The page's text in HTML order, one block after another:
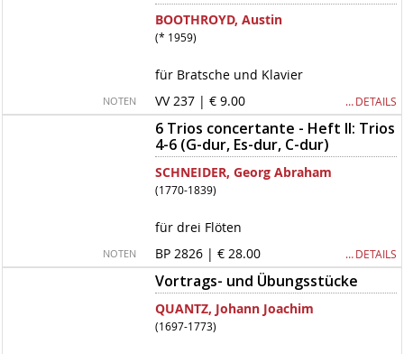
BOOTHROYD, Austin
(* 1959)
für Bratsche und Klavier
NOTEN VV 237 | € 9.00 … DETAILS
6 Trios concertante - Heft II: Trios
4-6 (G-dur, Es-dur, C-dur)
SCHNEIDER, Georg Abraham
(1770-1839)
für drei Flöten
NOTEN BP 2826 | € 28.00 … DETAILS
Vortrags- und Übungsstücke
QUANTZ, Johann Joachim
(1697-1773)